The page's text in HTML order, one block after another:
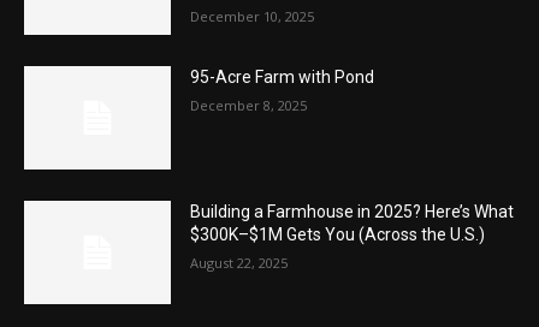
December 10, 2025
95-Acre Farm with Pond
December 8, 2025
Building a Farmhouse in 2025? Here’s What
$300K–$1M Gets You (Across the U.S.)
August 22, 2025